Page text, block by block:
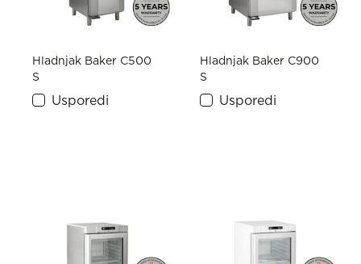
Hladnjak Baker C500
S
Usporedi
Hladnjak Baker C900
S
Usporedi